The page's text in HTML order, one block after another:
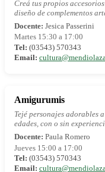
Creá tus propios
diseño de complementos
Docente: Jesica Passerini
Martes 15:30 a 17:00
Tel: (03543) 570343
Email:
Amigurumis
Tejé personajes adorables
edades, con o sin
Docente: Paula Romero
Jueves 15:00 a 17:00
Tel: (03543) 570343
Email: